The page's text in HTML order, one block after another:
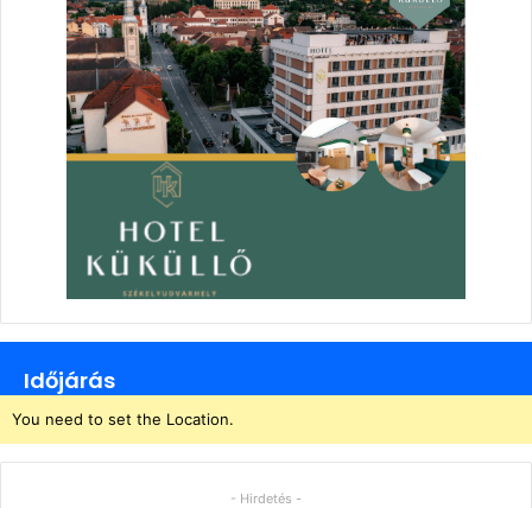
Időjárás
You need to set the Location.
- Hirdetés -